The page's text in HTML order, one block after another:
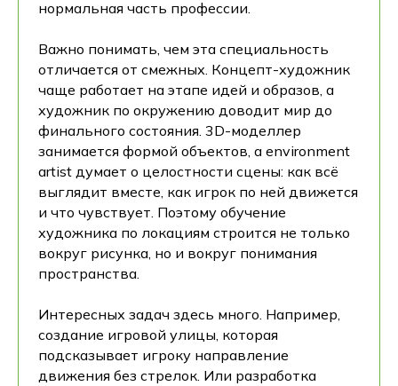
нормальная часть профессии.
Важно понимать, чем эта специальность
отличается от смежных. Концепт-художник
чаще работает на этапе идей и образов, а
художник по окружению доводит мир до
финального состояния. 3D-моделлер
занимается формой объектов, а environment
artist думает о целостности сцены: как всё
выглядит вместе, как игрок по ней движется
и что чувствует. Поэтому обучение
художника по локациям строится не только
вокруг рисунка, но и вокруг понимания
пространства.
Интересных задач здесь много. Например,
создание игровой улицы, которая
подсказывает игроку направление
движения без стрелок. Или разработка